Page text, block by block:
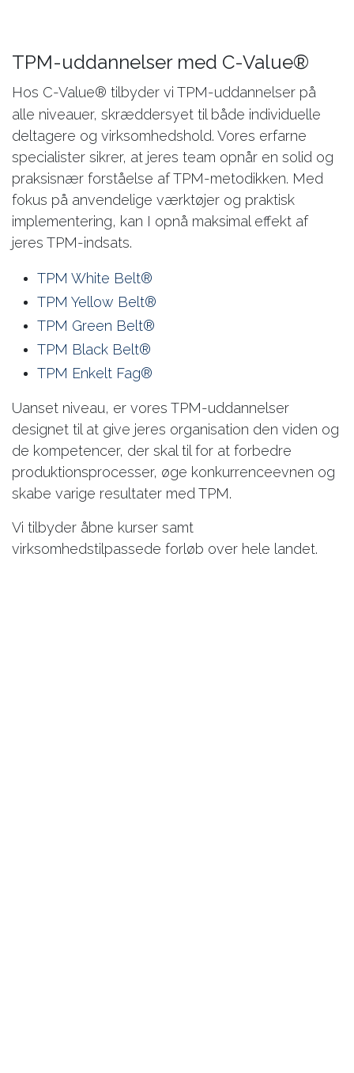
TPM-uddannelser med C-Value®
Hos C-Value® tilbyder vi TPM-uddannelser på
alle niveauer, skræddersyet til både individuelle
deltagere og virksomhedshold. Vores erfarne
specialister sikrer, at jeres team opnår en solid og
praksisnær forståelse af TPM-metodikken. Med
fokus på anvendelige værktøjer og praktisk
implementering, kan I opnå maksimal effekt af
jeres TPM-indsats.
TPM White Belt®
TPM Yellow Belt®
TPM Green Belt®
TPM Black Belt®
TPM Enkelt Fag®
Uanset niveau, er vores TPM-uddannelser
designet til at give jeres organisation den viden og
de kompetencer, der skal til for at forbedre
produktionsprocesser, øge konkurrenceevnen og
skabe varige resultater med TPM.
Vi tilbyder åbne kurser samt
virksomhedstilpassede forløb over hele landet.